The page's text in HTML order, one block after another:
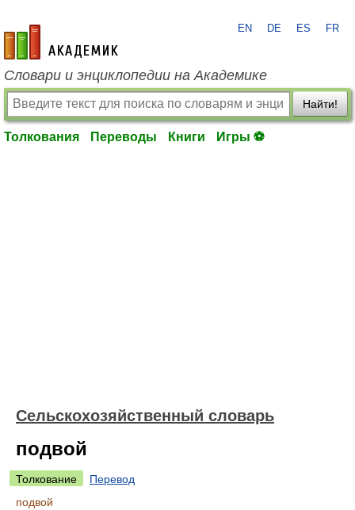
academic.ru
EN DE ES FR
Словари и энциклопедии на Академике
Найти!
Толкования Переводы Книги Игры ⚽
Сельскохозяйственный словарь
подвой
Толкование
Перевод
подвой